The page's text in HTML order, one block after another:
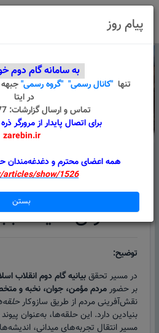
نماینده جبهه مردمی گام دوم در دولت
معرفی نماینده
توضیح:
در مسیر تحققبیانیه گام دوم انقلاب
بر حضورمردم مؤمن، جوان، نخبه و
نقش‌آفرینی مردم از طریق سازوکار
بنیادین دارد. این حلقه‌ها، به‌عنوان
مسیر انتقال تجربه‌های میدانی،
پیام روز
به سامانه گام دوم
تنها "کانال رسمی" "گروه رسمی"
در ایتا
تماس و ارسال گزارشات: 09120087477
برای اتصال پایدار از مرورگر
zarebin.ir
همه اعضای محترم و دغدغه‌مندان
show/1526
بستن